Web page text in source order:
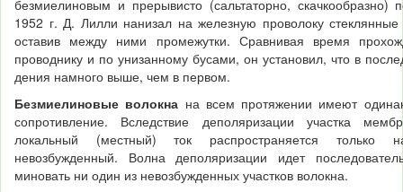
безмиелиновым и прерывисто (сальтаторно,
1952 г. Д. Лилли нанизал на железную прово­локу
оставив между ними проме­жутки. Сравнивая время
проводнику и по унизанному бусами, он установил, что в
дения намного выше, чем в первом.
Безмиелиновые волокна на всем протяжении имеют
сопротивление. Вследствие деполяризации участка
локальный (местный) ток распространяется только
невозбужденный. Волна деполяризации идет
миновать ни один из невоз­бужденных участков волокна.